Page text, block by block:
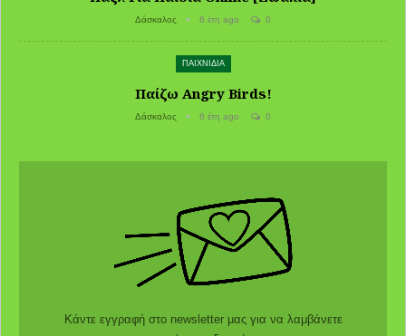
Δάσκαλος 6 έτη ago 0
ΠΑΙΧΝΙΔΙΑ
Παίζω Angry Birds!
Δάσκαλος 6 έτη ago 0
Κάντε εγγραφή στο newsletter μας για να λαμβάνετε